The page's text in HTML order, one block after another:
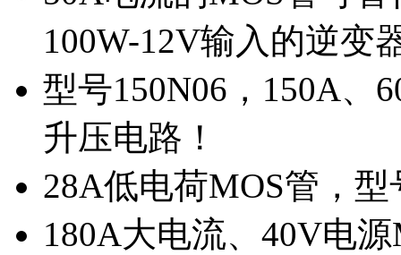
100W-12V输入的逆变
型号150N06，150A、
升压电路！
28A低电荷MOS管，
180A大电流、40V电